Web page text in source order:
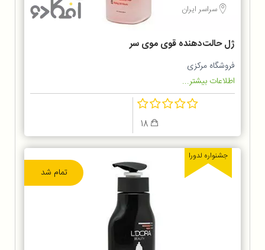
سراسر ایران
ژل حالت‌دهنده قوی موی سر
فروشگاه مرکزی
اطلاعات بیشتر...
تمام شد
جشنواره لدورا